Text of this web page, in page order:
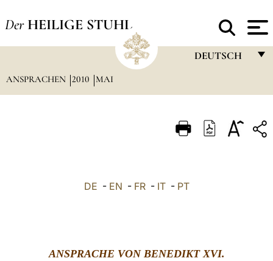
Der HEILIGE STUHL
DEUTSCH
ITALIANO
ANSPRACHEN 2010 MAI
DE - EN - FR- IT- PT
ANSPRACHE VON BENEDIKT XVI.